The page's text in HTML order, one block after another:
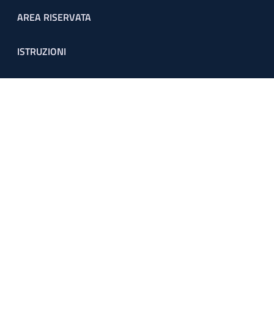
Footer menu
AREA RISERVATA
ISTRUZIONI